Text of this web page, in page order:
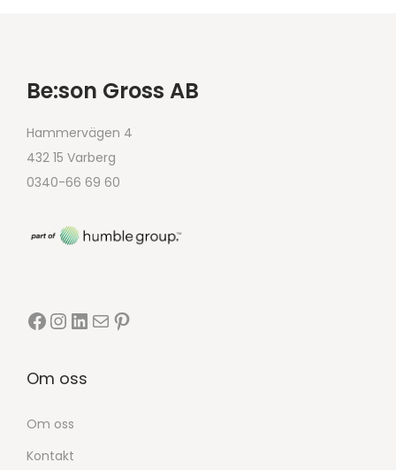
Be:son Gross AB
Hammervägen 4
432 15 Varberg
0340-66 69 60
Om oss
Om oss
Kontakt